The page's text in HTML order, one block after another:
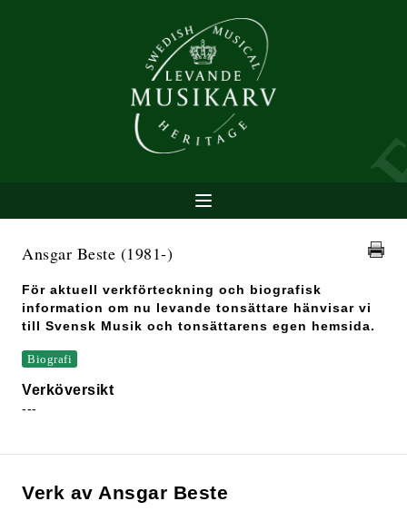
Ansgar Beste (1981-)
För aktuell verkförteckning och biografisk
information om nu levande tonsättare hänvisar vi
till Svensk Musik och tonsättarens egen hemsida.
Biografi
Verköversikt
---
Verk av Ansgar Beste